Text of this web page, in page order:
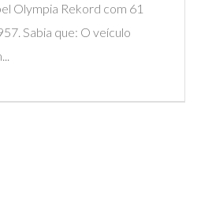
Olympia Rekord com 61
Sabia que: O veículo